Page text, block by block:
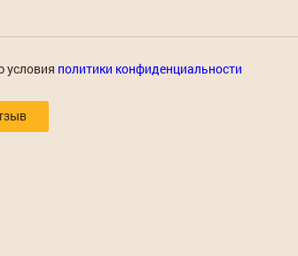
условия политики конфиденциальности